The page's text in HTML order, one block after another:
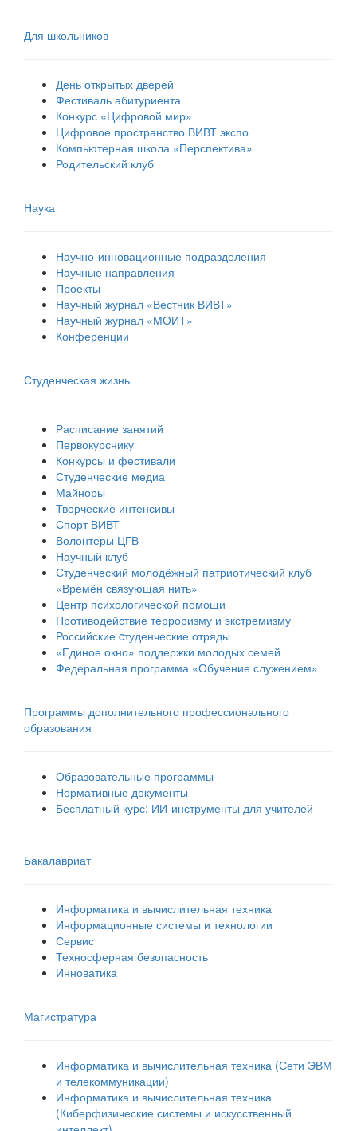
Для школьников
День открытых дверей
Фестиваль абитуриента
Конкурс «Цифровой мир»
Цифровое пространство ВИВТ экспо
Компьютерная школа «Перспектива»
Родительский клуб
Наука
Научно-инновационные подразделения
Научные направления
Проекты
Научный журнал «Вестник ВИВТ»
Научный журнал «МОИТ»
Конференции
Студенческая жизнь
Расписание занятий
Первокурснику
Конкурсы и фестивали
Студенческие медиа
Майноры
Творческие интенсивы
Спорт ВИВТ
Волонтеры ЦГВ
Научный клуб
Студенческий молодёжный патриотический клуб
«Времён связующая нить»
Центр психологической помощи
Противодействие терроризму и экстремизму
Российские cтуденческие отряды
«Единое окно» поддержки молодых семей
Федеральная программа «Обучение служением»
Программы дополнительного профессионального
образования
Образовательные программы
Нормативные документы
Бесплатный курс: ИИ‑инструменты для учителей
Бакалавриат
Информатика и вычислительная техника
Информационные системы и технологии
Сервис
Техносферная безопасность
Инноватика
Магистратура
Информатика и вычислительная техника (Сети ЭВМ
и телекоммуникации)
Информатика и вычислительная техника
(Киберфизические системы и искусственный